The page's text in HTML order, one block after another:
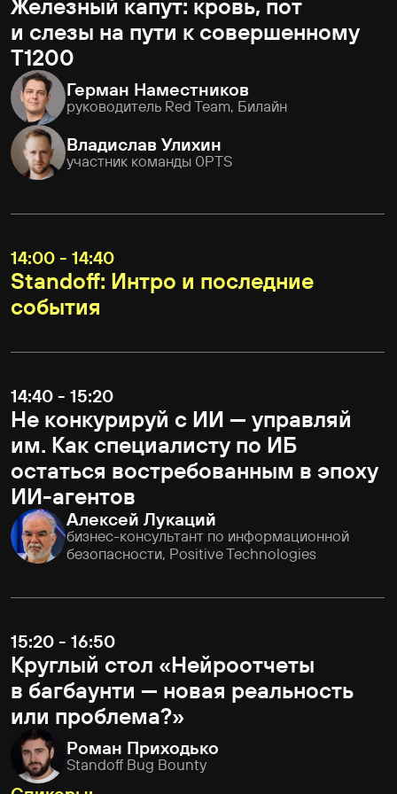
вредоносного кода, F6
13:10-13:25
Автоматизируй это! Превращаем
графы BloodHound в готовые
команды
Дмитрий Неверов
технический консультант, Бастион
Знакомьтесь, МАВР: Mobile
Application Vulnerability Ranking.
Новый подход к оценке
уязвимостей мобильных
Олег Сурнин
Positive Technologies
Анастасия Дубровская
руководитель отдела аналитики по оценке
защищенности, Positive Technologies
14:00-14:40
Standoff: Интро и последние
события
ИнфоБесы. Спор о трендах,
новостях и будущем ИБ
Участники:
Егор Богомолов,CEO, CyberEd
Иван Булавин, директор по продуктам
Standoff 365
Ярослав Бабин, директор по продуктам для
симуляции атак, Positive Technologies
Никита Кислицин, технический директор,